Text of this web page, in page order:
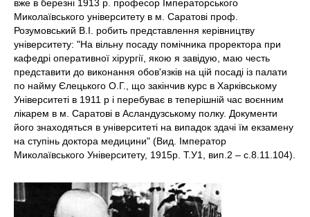
вже в березні 1913 р. професор Імператорського
Миколаївського університету в м. Саратові проф.
Розумовський В.І. робить представлення керівництву
університету: "На вільну посаду помічника проректора при
кафедрі оперативної хірургії, якою я завідую, маю честь
представити до виконання обов'язків на цій посаді із палати
по найму Єлецького О.Г., що закінчив курс в Харківському
Університеті в 1911 р і перебуває в теперішній час воєнним
лікарем в м. Саратові в Асландузському полку. Документи
його знаходяться в університеті на випадок здачі їм екзамену
на ступінь доктора медицини" (Вид. Імператор
Миколаївського Університету, 1915р. Т.У1, вип.2 – с.8.11.104).